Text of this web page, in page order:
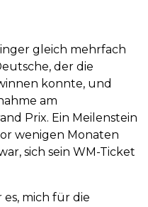
gleich mehrfach
der die
konnte, und
am
Prix. Ein Meilenstein
wenigen Monaten
sich sein WM-Ticket
es, mich für die